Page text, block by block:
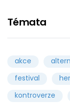
Témata
akce
festival
kontroverze